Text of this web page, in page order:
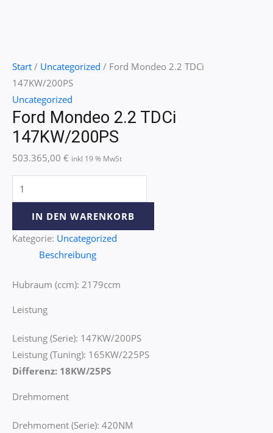
Start / Uncategorized / Ford Mondeo 2.2 TDCi
147KW/200PS
Uncategorized
Ford Mondeo 2.2 TDCi
147KW/200PS
503.365,00 € inkl 19 % MwSt
IN DEN WARENKORB
Kategorie: Uncategorized
Beschreibung
Hubraum (ccm): 2179ccm
Leistung
Leistung (Serie): 147KW/200PS
Leistung (Tuning): 165KW/225PS
Differenz: 18KW/25PS
Drehmoment
Drehmoment (Serie): 420NM